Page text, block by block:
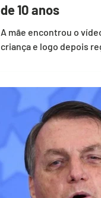
de 10 anos
A mãe encontrou o
criança e logo depois